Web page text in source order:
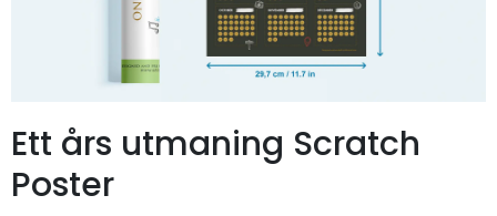
Ett års utmaning Scratch
Poster